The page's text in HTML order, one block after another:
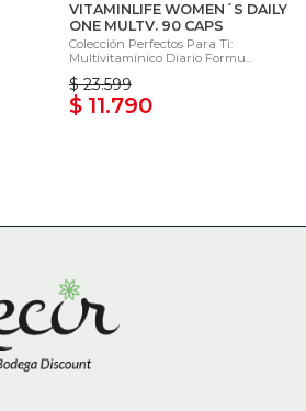
VITAMINLIFE WOMEN´S DAILY
ONE MULTV. 90 CAPS
Colección Perfectos Para Ti:
Multivitamínico Diario Formu...
$ 23.599
$ 11.790